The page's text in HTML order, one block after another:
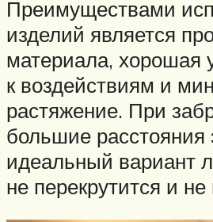
Преимуществами
изделий является
материала, хорошая
к воздействиям и
растяжение. При
большие расстояния
идеальный вариант
не перекрутится и не